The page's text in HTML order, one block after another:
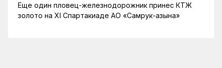
Еще один пловец-железнодорожник принес КТЖ
золото на XI Спартакиаде АО «Самрук-Қазына»